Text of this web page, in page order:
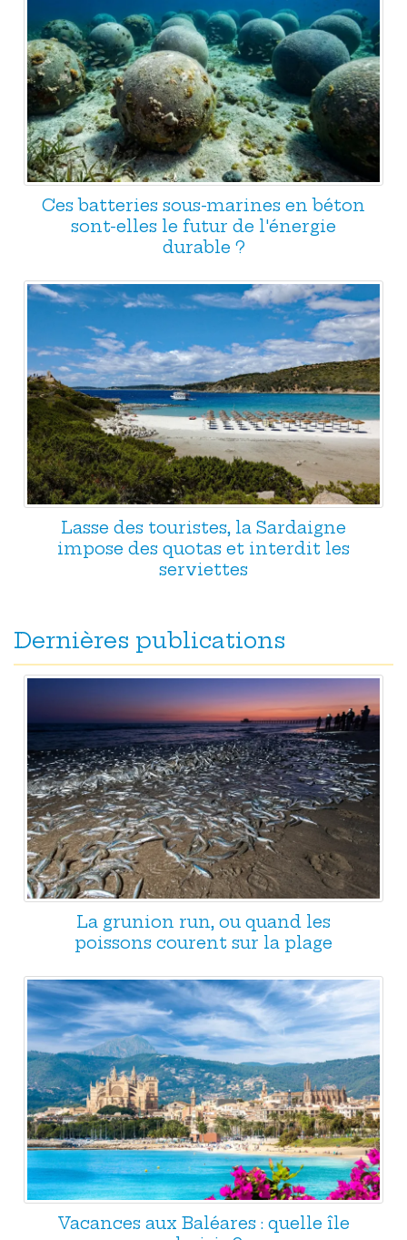
Ces batteries sous-marines en béton
sont-elles le futur de l'énergie
durable ?
Lasse des touristes, la Sardaigne
impose des quotas et interdit les
serviettes
Dernières publications
La grunion run, ou quand les
poissons courent sur la plage
Vacances aux Baléares : quelle île